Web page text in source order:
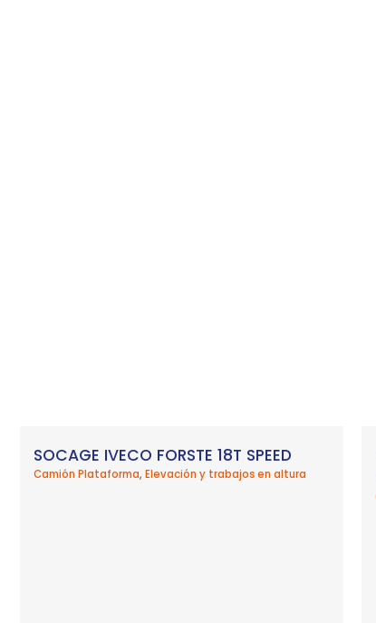
SOCAGE IVECO FORSTE 18T SPEED
Camión Plataforma, Elevación y trabajos en altura